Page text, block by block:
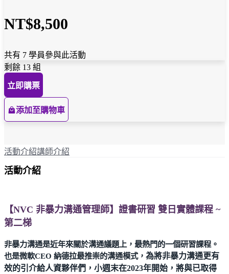
NT$8,500
共有 7 學員參與此活動
剩餘 13 組
立即購票
添加至購物車
活動介紹講師介紹
活動介紹
【NVC 非暴力溝通管理師】證書研習 雙日實體課程 ~
第二梯
非暴力溝通是近年來關於溝通議題上，最熱門的一個研習課程。
也是微軟CEO 納德拉最推崇的溝通模式， 為將非暴力溝通更有
效的引介給人資夥伴們，小週末在2023年開始，將與已取得